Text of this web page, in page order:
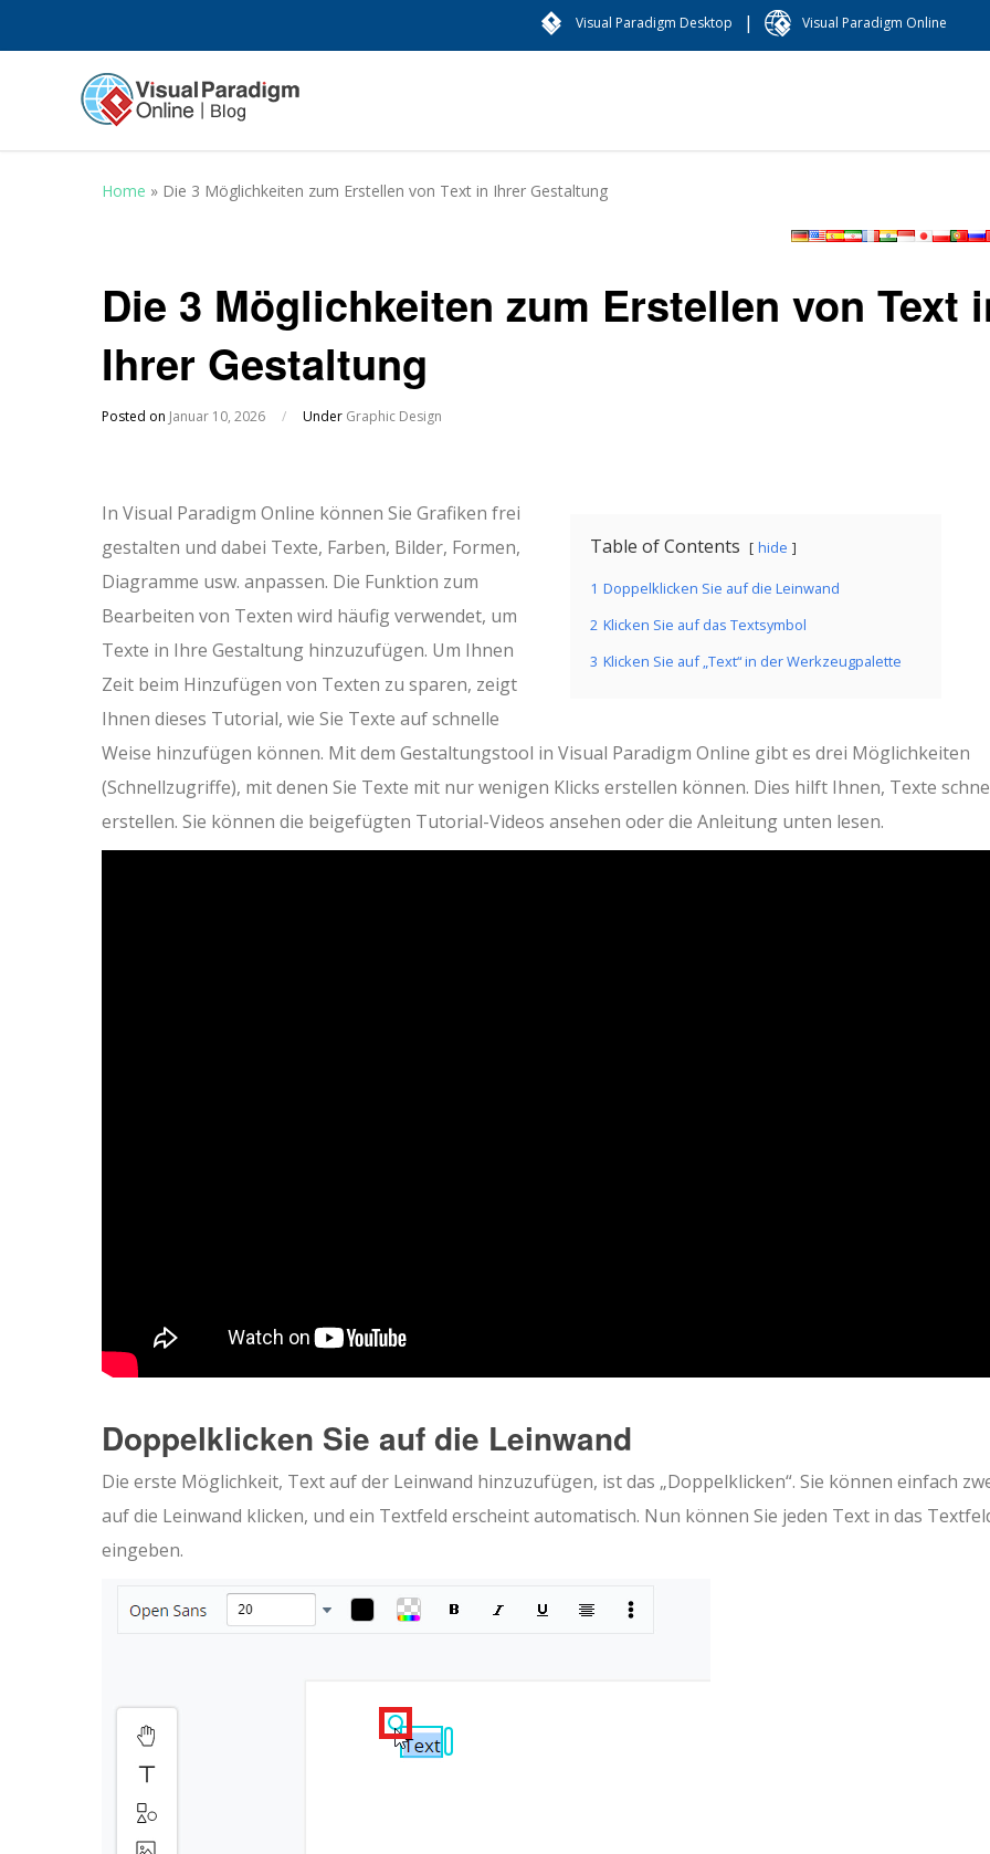
Visual Paradigm Desktop | Visual Paradigm Online
Home » Die 3 Möglichkeiten zum Erstellen von Text in Ihrer Gestaltung
Die 3 Möglichkeiten zum Erstellen von Text
Ihrer Gestaltung
Posted on Januar 10, 2026 / Under Graphic Design
Table of Contents hide
1 Doppelklicken Sie auf die Leinwand
2 Klicken Sie auf das Textsymbol
3 Klicken Sie auf „Text“ in der Werkzeugpalette
In Visual Paradigm Online können Sie Grafiken frei
gestalten und dabei Texte, Farben, Bilder, Formen,
Diagramme usw. anpassen. Die Funktion zum
Bearbeiten von Texten wird häufig verwendet, um
Texte in Ihre Gestaltung hinzuzufügen. Um Ihnen
Zeit beim Hinzufügen von Texten zu sparen, zeigt
Ihnen dieses Tutorial, wie Sie Texte auf schnelle
Weise hinzufügen können. Mit dem Gestaltungstool in Visual Paradigm Online gibt es drei Möglichkeiten
(Schnellzugriffe), mit denen Sie Texte mit nur wenigen Klicks erstellen können. Dies hilft Ihnen, Texte
erstellen. Sie können die beigefügten Tutorial-Videos ansehen oder die Anleitung unten lesen.
Doppelklicken Sie auf die Leinwand
Die erste Möglichkeit, Text auf der Leinwand hinzuzufügen, ist das „Doppelklicken“. Sie können einfach
auf die Leinwand klicken, und ein Textfeld erscheint automatisch. Nun können Sie jeden Text in das
eingeben.